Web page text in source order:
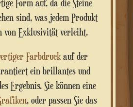
Form auf, da die Steine
sind, was jedem Produkt
von Exklusivität verleiht.
Farbdruckauf der
ein brillantes und
Ergebnis. Sie können eine
, oder passen Sie das